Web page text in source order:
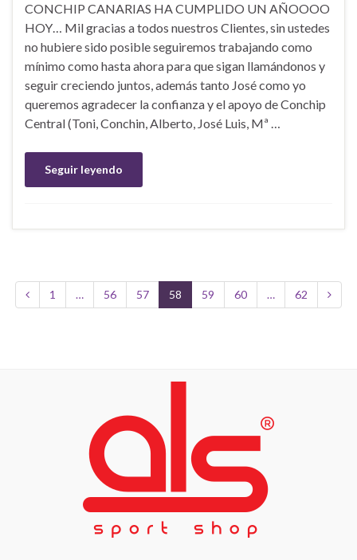
CONCHIP CANARIAS HA CUMPLIDO UN AÑOOOO
HOY… Mil gracias a todos nuestros Clientes, sin ustedes
no hubiere sido posible seguiremos trabajando como
mínimo como hasta ahora para que sigan llamándonos y
seguir creciendo juntos, además tanto José como yo
queremos agradecer la confianza y el apoyo de Conchip
Central (Toni, Conchin, Alberto, José Luis, Mª …
Seguir leyendo
1 … 56 57 58 59 60 … 62